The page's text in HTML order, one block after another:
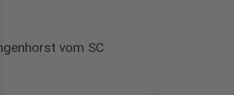
vom SC